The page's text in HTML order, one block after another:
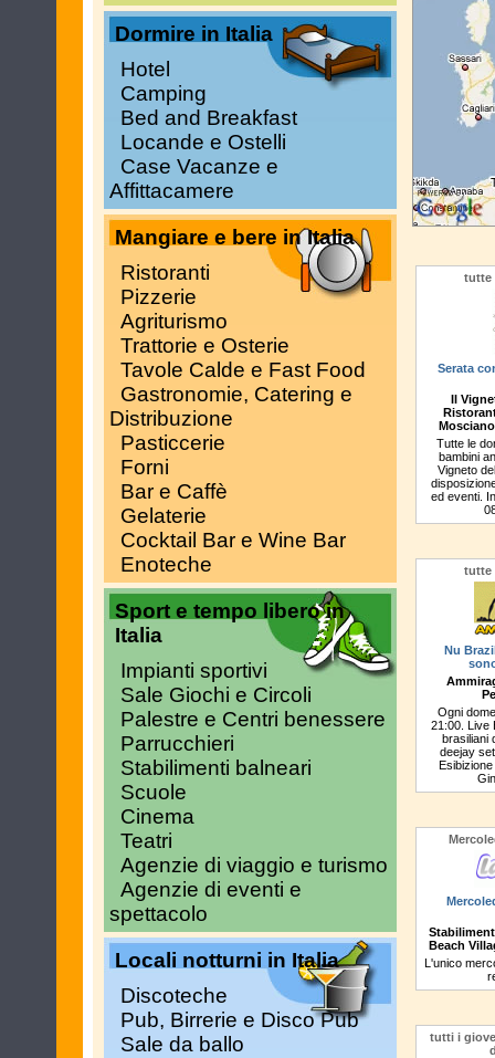
Dormire in Italia
Hotel
Camping
Bed and Breakfast
Locande e Ostelli
Case Vacanze e
Affittacamere
Mangiare e bere in Italia
Ristoranti
Pizzerie
Agriturismo
Trattorie e Osterie
Tavole Calde e Fast Food
Gastronomie, Catering e
Distribuzione
Pasticcerie
Forni
Bar e Caffè
Gelaterie
Cocktail Bar e Wine Bar
Enoteche
Sport e tempo libero in
Italia
Impianti sportivi
Sale Giochi e Circoli
Palestre e Centri benessere
Parrucchieri
Stabilimenti balneari
Scuole
Cinema
Teatri
Agenzie di viaggio e turismo
Agenzie di eventi e
spettacolo
Locali notturni in Italia
Discoteche
Pub, Birrerie e Disco Pub
Sale da ballo
tutte
Serata
Il
Tutte le
bambini
Vigneto
ed eventi.
tutte
Nu
Ogni
21:00. Live
brasiliani
deejay
Beach
L'unico
tutti i